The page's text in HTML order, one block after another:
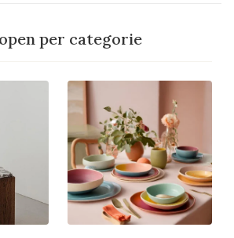
per categorie